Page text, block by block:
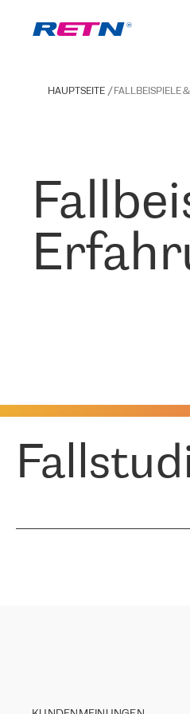
HAUPTSEITE FALLBEISPIELE